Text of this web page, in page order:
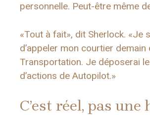
personnelle. Peut-être même
«Tout à fait», dit Sherlock. «Je
d’appeler mon courtier
Transportation. Je déposerai
d’actions de Autopilot.»
C’est réel, pas